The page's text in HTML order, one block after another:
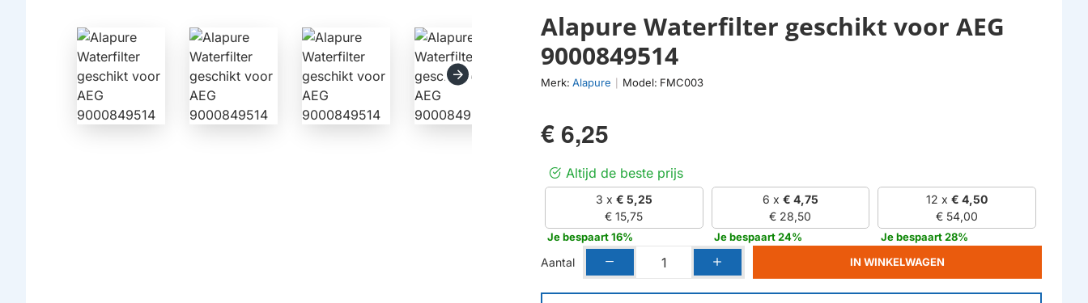
Alapure Waterfilter geschikt voor AEG
9000849514
Merk: Alapure Model: FMC003
€ 6,25
Altijd de beste prijs
3 x € 5,25
€ 15,75
Je bespaart 16%
6 x € 4,75
€ 28,50
Je bespaart 24%
12 x€ 4,50
€ 54,00
Je bespaart 28%
Aantal IN WINKELWAGEN